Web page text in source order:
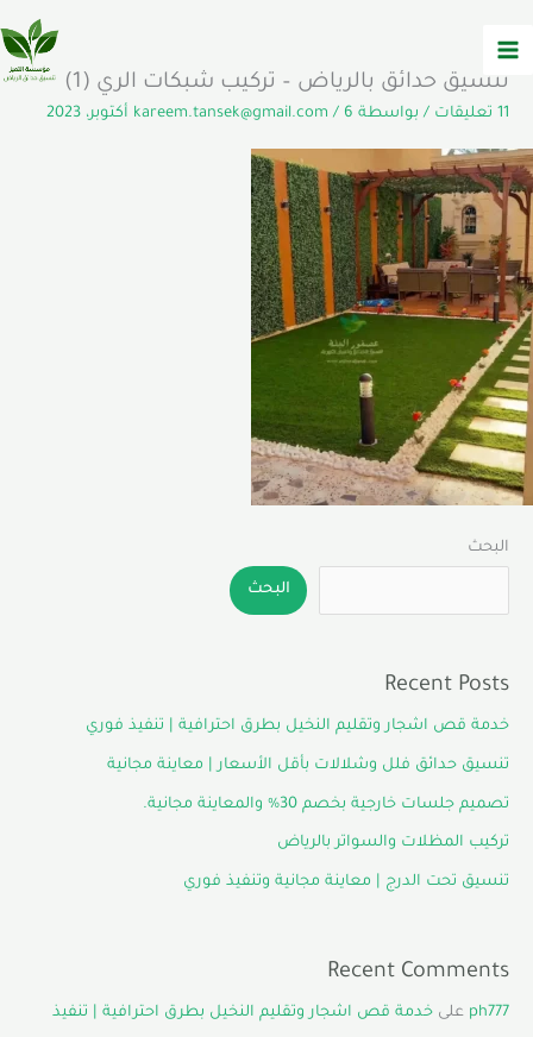
إلى
المحتوى
البحث
البحث
Recent Posts
خدمة قص اشجار وتقليم النخيل بطرق احترافية | تنفيذ فوري
تنسيق حدائق فلل وشلالات بأقل الأسعار | معاينة مجانية
تصميم جلسات خارجية بخصم 30% والمعاينة مجانية.
تركيب المظلات والسواتر بالرياض
تنسيق تحت الدرج | معاينة مجانية وتنفيذ فوري
Recent Comments
ph777 على خدمة قص اشجار وتقليم النخيل بطرق احترافية | تنفيذ
تنسيق حدائق بالرياض – تركيب شبكات الري (1)
11 تعليقات / بواسطة kareem.tansek@gmail.com/ 6 أكتوبر، 2023